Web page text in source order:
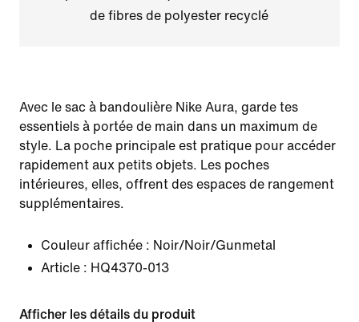
de fibres de polyester recyclé
Avec le sac à bandoulière Nike Aura, garde tes
essentiels à portée de main dans un maximum de
style. La poche principale est pratique pour accéder
rapidement aux petits objets. Les poches
intérieures, elles, offrent des espaces de rangement
supplémentaires.
Couleur affichée : Noir/Noir/Gunmetal
Article : HQ4370-013
Afficher les détails du produit